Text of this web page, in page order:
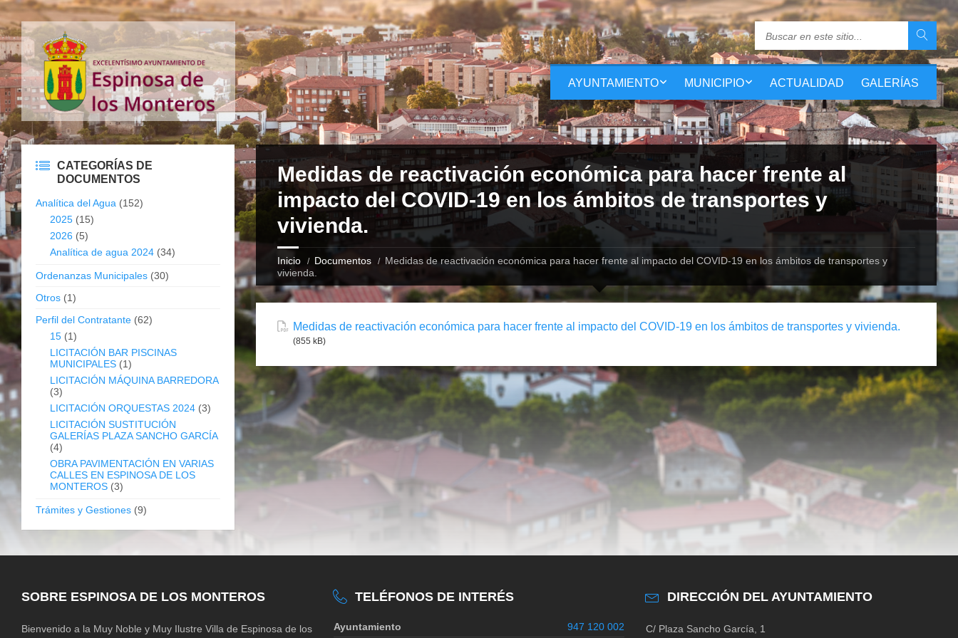
AYUNTAMIENTO MUNICIPIO ACTUALIDAD GALERÍAS
Medidas de reactivación económica para hacer frente al
impacto del COVID-19 en los ámbitos de transportes y
vivienda.
Inicio Documentos
Medidas de reactivación económica para hacer frente al impacto del COVID-19 en los ámbitos de transportes y
vivienda.
Medidas de reactivación económica para hacer frente al impacto del COVID-19 en los ámbitos de transportes y vivienda.
(855 kB)
CATEGORÍAS DE
DOCUMENTOS
Analítica del Agua (152)
2025 (15)
2026 (5)
Analítica de agua 2024 (34)
Ordenanzas Municipales (30)
Otros (1)
Perfil del Contratante (62)
15 (1)
LICITACIÓN BAR PISCINAS
MUNICIPALES (1)
LICITACIÓN MÁQUINA BARREDORA
(3)
LICITACIÓN ORQUESTAS 2024 (3)
LICITACIÓN SUSTITUCIÓN
GALERÍAS PLAZA SANCHO GARCÍA
(4)
OBRA PAVIMENTACIÓN EN VARIAS
CALLES EN ESPINOSA DE LOS
MONTEROS (3)
Trámites y Gestiones (9)
SOBRE ESPINOSA DE LOS MONTEROS
Bienvenido a la Muy Noble y Muy Ilustre Villa de Espinosa de los
TELÉFONOS DE INTERÉS
Ayuntamiento 947 120 002
DIRECCIÓN DEL AYUNTAMIENTO
C/ Plaza Sancho García, 1